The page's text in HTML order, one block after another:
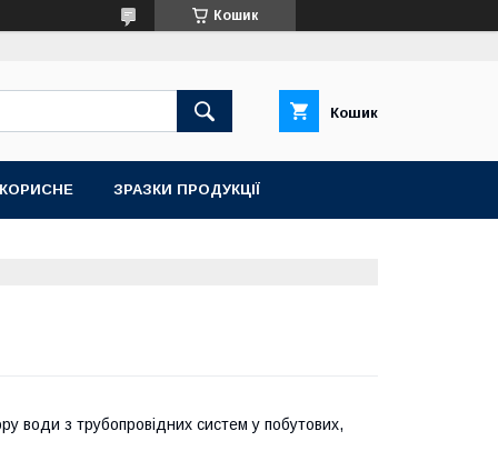
Кошик
Кошик
КОРИСНЕ ЗРАЗКИ ПРОДУКЦІЇ
води з трубопровідних систем у побутових,